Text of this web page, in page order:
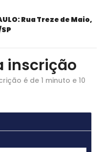
Rua Treze de Maio,
inscrição
é de 1 minuto e 10